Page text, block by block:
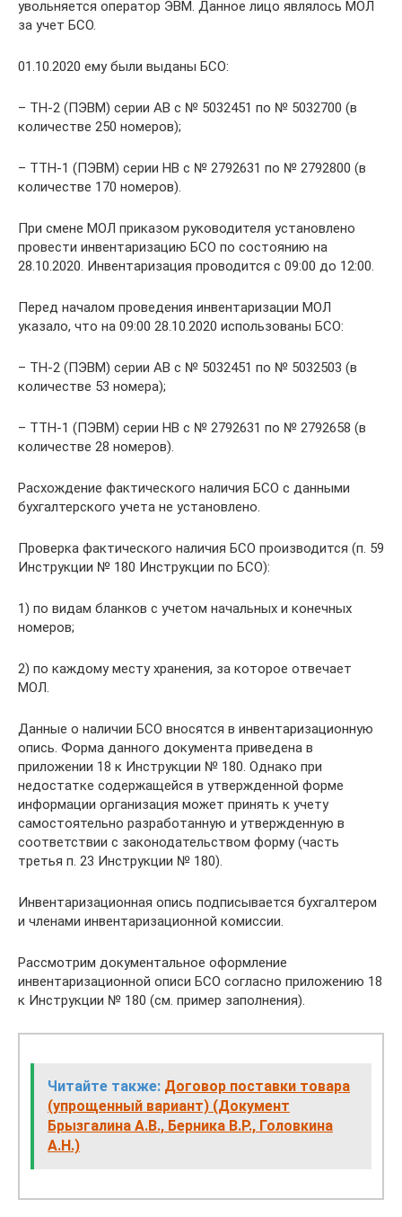
увольняется оператор ЭВМ. Данное лицо являлось МОЛ
за учет БСО.
01.10.2020 ему были выданы БСО:
– ТН-2 (ПЭВМ) серии АВ с № 5032451 по № 5032700 (в
количестве 250 номеров);
– ТТН-1 (ПЭВМ) серии НВ с № 2792631 по № 2792800 (в
количестве 170 номеров).
При смене МОЛ приказом руководителя установлено
провести инвентаризацию БСО по состоянию на
28.10.2020. Инвентаризация проводится с 09:00 до 12:00.
Перед началом проведения инвентаризации МОЛ
указало, что на 09:00 28.10.2020 использованы БСО:
– ТН-2 (ПЭВМ) серии АВ с № 5032451 по № 5032503 (в
количестве 53 номера);
– ТТН-1 (ПЭВМ) серии НВ с № 2792631 по № 2792658 (в
количестве 28 номеров).
Расхождение фактического наличия БСО с данными
бухгалтерского учета не установлено.
Проверка фактического наличия БСО производится (п. 59
Инструкции № 180 Инструкции по БСО):
1) по видам бланков с учетом начальных и конечных
номеров;
2) по каждому месту хранения, за которое отвечает
МОЛ.
Данные о наличии БСО вносятся в инвентаризационную
опись. Форма данного документа приведена в
приложении 18 к Инструкции № 180. Однако при
недостатке содержащейся в утвержденной форме
информации организация может принять к учету
самостоятельно разработанную и утвержденную в
соответствии с законодательством форму (часть
третья п. 23 Инструкции № 180).
Инвентаризационная опись подписывается бухгалтером
и членами инвентаризационной комиссии.
Рассмотрим документальное оформление
инвентаризационной описи БСО согласно приложению 18
к Инструкции № 180 (см. пример заполнения).
Читайте также: Договор поставки товара
(упрощенный вариант) (Документ
Брызгалина А.В., Берника В.Р., Головкина
А.Н.)